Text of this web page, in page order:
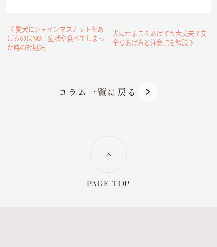
《 愛犬にシャインマスカットをあ
げるのはNG！症状や食べてしまっ
た時の対処法
犬にたまごをあげても大丈夫？安
全なあげ方と注意点を解説 》
コラム一覧に戻る
PAGE TOP